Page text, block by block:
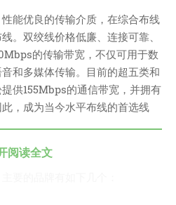
能优良的传输介质，在综合布线
。双绞线价格低廉、连接可靠、
的传输带宽，不仅可用于数
和多媒体传输。目前的超五类和
供155Mbps的通信带宽，并拥有
，成为当今水平布线的首选线
阅读全文